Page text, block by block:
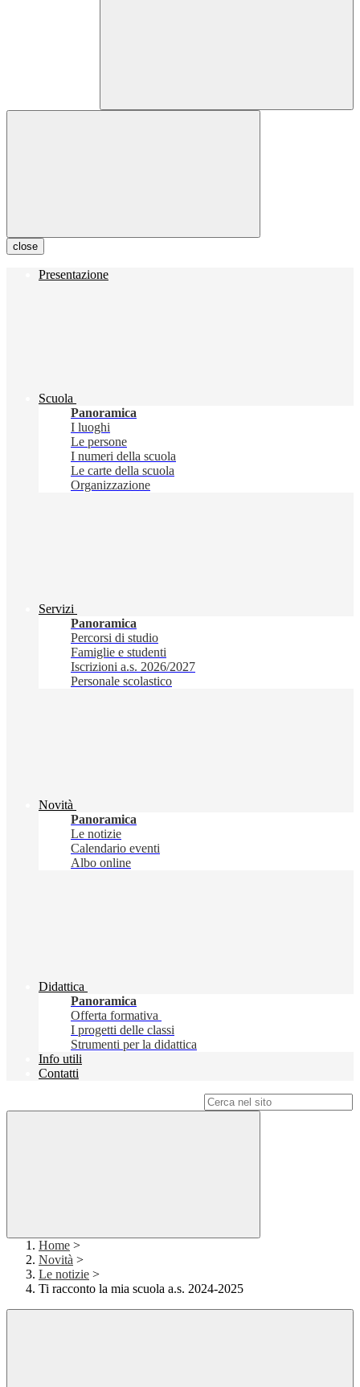
close
Presentazione
Scuola
Panoramica
I luoghi
Le persone
I numeri della scuola
Le carte della scuola
Organizzazione
Servizi
Panoramica
Percorsi di studio
Famiglie e studenti
Iscrizioni a.s. 2026/2027
Personale scolastico
Novità
Panoramica
Le notizie
Calendario eventi
Albo online
Didattica
Panoramica
Offerta formativa
I progetti delle classi
Strumenti per la didattica
Info utili
Contatti
Home >
Novità >
Le notizie >
Ti racconto la mia scuola a.s. 2024-2025